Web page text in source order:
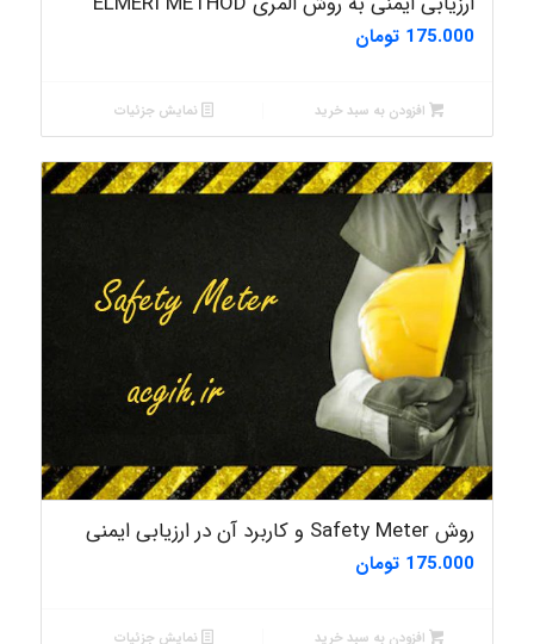
175.000 تومان
افزودن به سبد خرید نمایش جزئیات
روش Safety Meter و کاربرد آن در ارزیابی ایمنی
175.000 تومان
افزودن به سبد خرید نمایش جزئیات